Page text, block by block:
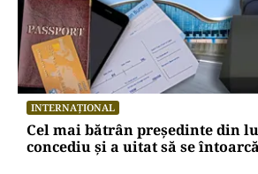
INTERNAȚIONAL
Cel mai bătrân președinte din
concediu și a uitat să se